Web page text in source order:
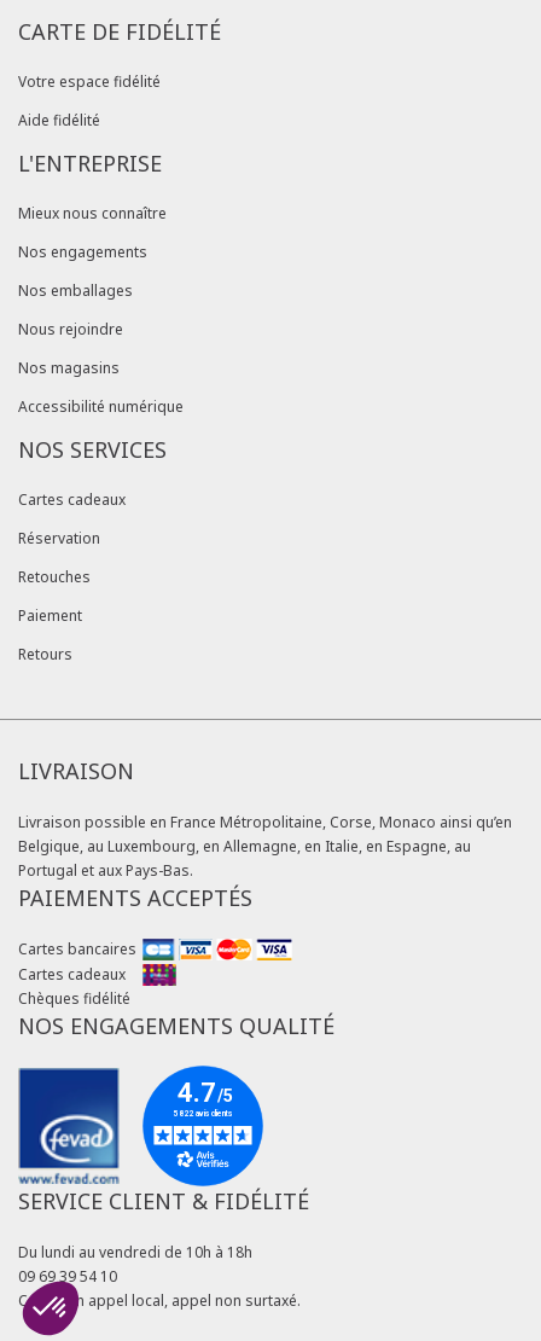
CARTE DE FIDÉLITÉ
Votre espace fidélité
Aide fidélité
L'ENTREPRISE
Mieux nous connaître
Nos engagements
Nos emballages
Nous rejoindre
Nos magasins
Accessibilité numérique
NOS SERVICES
Cartes cadeaux
Réservation
Retouches
Paiement
Retours
LIVRAISON
Livraison possible en France Métropolitaine, Corse, Monaco ainsi qu’en
Belgique, au Luxembourg, en Allemagne, en Italie, en Espagne, au
Portugal et aux Pays-Bas.
PAIEMENTS ACCEPTÉS
Cartes bancaires
Cartes cadeaux
Chèques fidélité
NOS ENGAGEMENTS QUALITÉ
SERVICE CLIENT & FIDÉLITÉ
Du lundi au vendredi de 10h à 18h
09 69 39 54 10
Coût d'un appel local, appel non surtaxé.